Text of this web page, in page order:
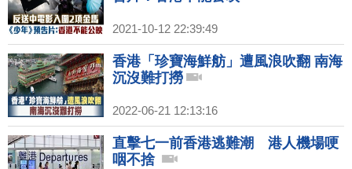
2021-10-12 22:39:49
香港「珍寶海鮮舫」遭風浪吹翻 南海
沉沒難打撈
2022-06-21 12:13:16
直擊七一前香港逃難潮 港人機場哽
咽不捨